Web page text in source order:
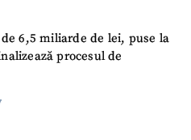
6,5 miliarde de lei, puse la
procesul de